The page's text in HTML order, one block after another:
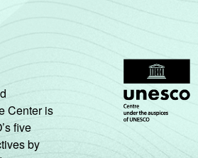
Center is
five
by